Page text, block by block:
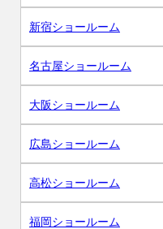
新宿ショールーム
名古屋ショールーム
大阪ショールーム
広島ショールーム
高松ショールーム
福岡ショールーム